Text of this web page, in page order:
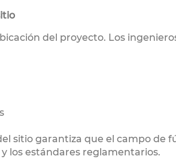
del proyecto. Los
sitio garantiza que el campo de
los estándares reglamentarios.